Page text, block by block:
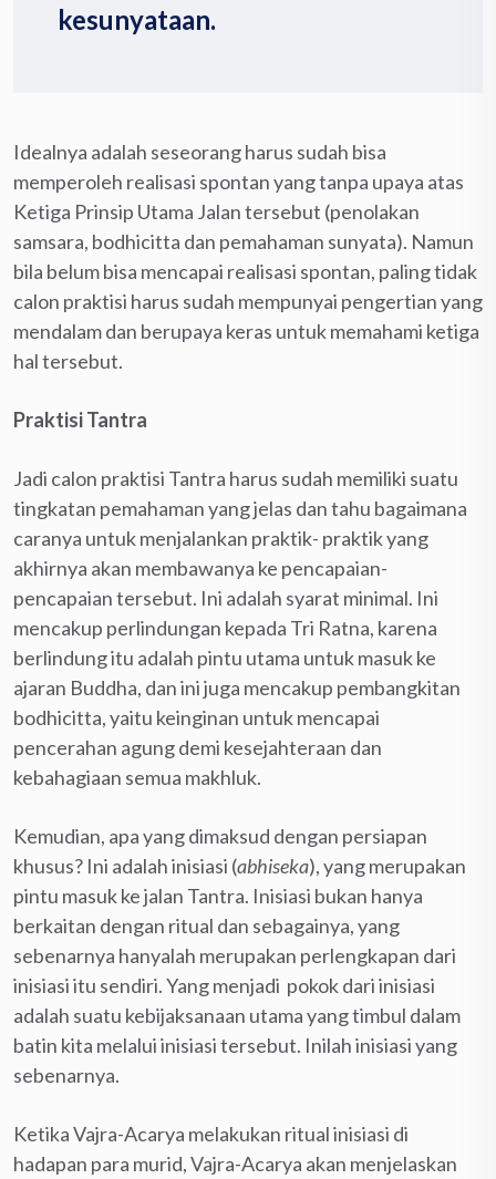
kesunyataan.
Idealnya adalah seseorang harus sudah bisa
memperoleh realisasi spontan yang tanpa upaya atas
Ketiga Prinsip Utama Jalan tersebut (penolakan
samsara, bodhicitta dan pemahaman sunyata). Namun
bila belum bisa mencapai realisasi spontan, paling tidak
calon praktisi harus sudah mempunyai pengertian yang
mendalam dan berupaya keras untuk memahami ketiga
hal tersebut.
Praktisi Tantra
Jadi calon praktisi Tantra harus sudah memiliki suatu
tingkatan pemahaman yang jelas dan tahu bagaimana
caranya untuk menjalankan praktik- praktik yang
akhirnya akan membawanya ke pencapaian-
pencapaian tersebut. Ini adalah syarat minimal. Ini
mencakup perlindungan kepada Tri Ratna, karena
berlindung itu adalah pintu utama untuk masuk ke
ajaran Buddha, dan ini juga mencakup pembangkitan
bodhicitta, yaitu keinginan untuk mencapai
pencerahan agung demi kesejahteraan dan
kebahagiaan semua makhluk.
Kemudian, apa yang dimaksud dengan persiapan
khusus? Ini adalah inisiasi (abhiseka), yang merupakan
pintu masuk ke jalan Tantra. Inisiasi bukan hanya
berkaitan dengan ritual dan sebagainya, yang
sebenarnya hanyalah merupakan perlengkapan dari
inisiasi itu sendiri. Yang menjadi pokok dari inisiasi
adalah suatu kebijaksanaan utama yang timbul dalam
batin kita melalui inisiasi tersebut. Inilah inisiasi yang
sebenarnya.
Ketika Vajra-Acarya melakukan ritual inisiasi di
hadapan para murid, Vajra-Acarya akan menjelaskan